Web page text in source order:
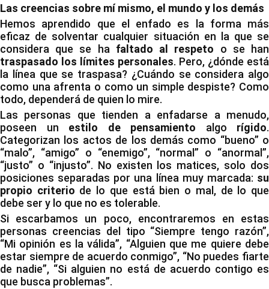
Las creencias sobre mí mismo, el mundo y los demás
Hemos aprendido que el enfado es la forma más
eficaz de solventar cualquier situación en la que se
considera que se ha faltado al respeto o se han
traspasado los límites personales. Pero, ¿dónde está
la línea que se traspasa? ¿Cuándo se considera algo
como una afrenta o como un simple despiste? Como
todo, dependerá de quien lo mire.
Las personas que tienden a enfadarse a menudo,
poseen un estilo de pensamiento algo rígido.
Categorizan los actos de los demás como “bueno” o
“malo”, “amigo” o “enemigo”, “normal” o “anormal”,
“justo” o “injusto”. No existen los matices, solo dos
posiciones separadas por una línea muy marcada: su
propio criterio de lo que está bien o mal, de lo que
debe ser y lo que no es tolerable.
Si escarbamos un poco, encontraremos en estas
personas creencias del tipo “Siempre tengo razón”,
“Mi opinión es la válida”, “Alguien que me quiere debe
estar siempre de acuerdo conmigo”, “No puedes fiarte
de nadie”, “Si alguien no está de acuerdo contigo es
que busca problemas”.